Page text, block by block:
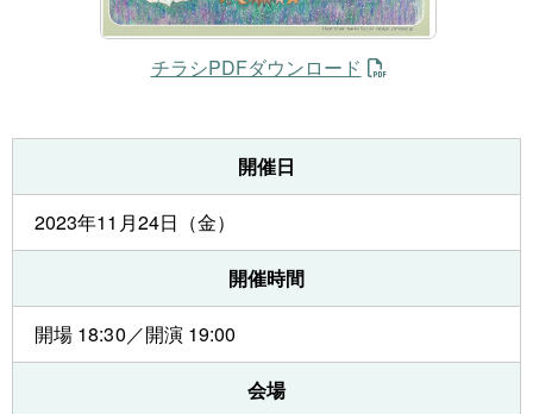
チラシPDFダウンロード
開催日
2023年11月24日（金）
開催時間
開場 18:30／開演 19:00
会場